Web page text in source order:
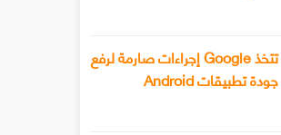
تتخذ Google إجراءات صارمة لرفع
جودة تطبيقات Android